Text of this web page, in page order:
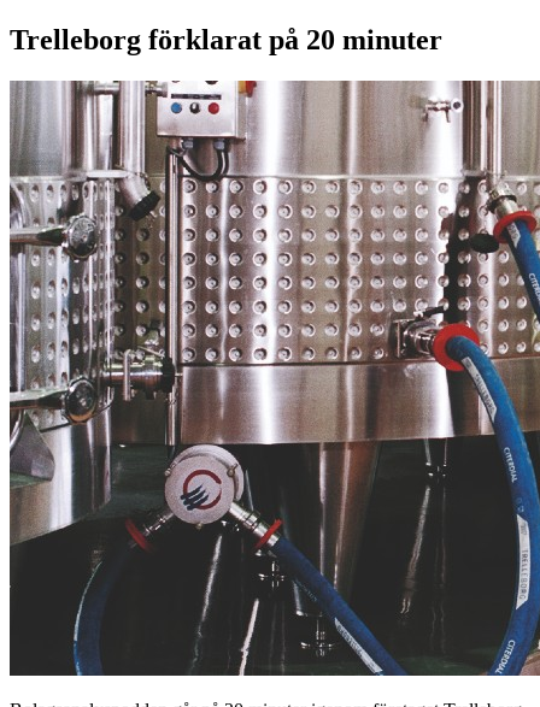
Trelleborg förklarat på 20 minuter